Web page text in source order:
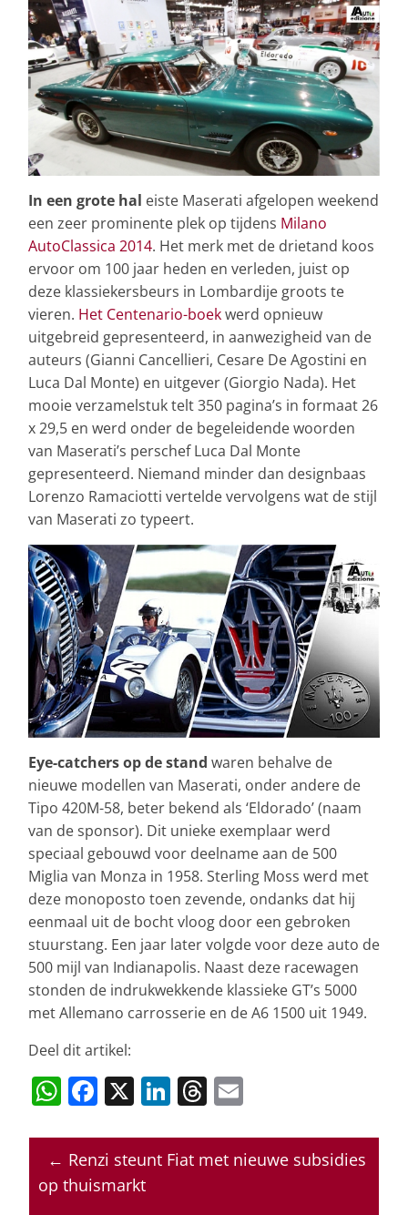
In een grote hal eiste Maserati afgelopen weekend
een zeer prominente plek op tijdens Milano
AutoClassica 2014. Het merk met de drietand koos
ervoor om 100 jaar heden en verleden, juist op
deze klassiekersbeurs in Lombardije groots te
vieren. Het Centenario-boekwerd opnieuw
uitgebreid gepresenteerd, in aanwezigheid van de
auteurs (Gianni Cancellieri, Cesare De Agostini en
Luca Dal Monte) en uitgever (Giorgio Nada). Het
mooie verzamelstuk telt 350 pagina’s in formaat 26
x 29,5 en werd onder de begeleidende woorden
van Maserati’s perschef Luca Dal Monte
gepresenteerd. Niemand minder dan designbaas
Lorenzo Ramaciotti vertelde vervolgens wat de stijl
van Maserati zo typeert.
Eye-catchers op de stand waren behalve de
nieuwe modellen van Maserati, onder andere de
Tipo 420M-58, beter bekend als ‘Eldorado’ (naam
van de sponsor). Dit unieke exemplaar werd
speciaal gebouwd voor deelname aan de 500
Miglia van Monza in 1958. Sterling Moss werd met
deze monoposto toen zevende, ondanks dat hij
eenmaal uit de bocht vloog door een gebroken
stuurstang. Een jaar later volgde voor deze auto de
500 mijl van Indianapolis. Naast deze racewagen
stonden de indrukwekkende klassieke GT’s 5000
met Allemano carrosserie en de A6 1500 uit 1949.
Deel dit artikel:
W
at
s
F
c
e
X Li
k
e
T
re
a
ai
l
← Renzi steunt Fiat met nieuwe subsidies
op thuismarkt